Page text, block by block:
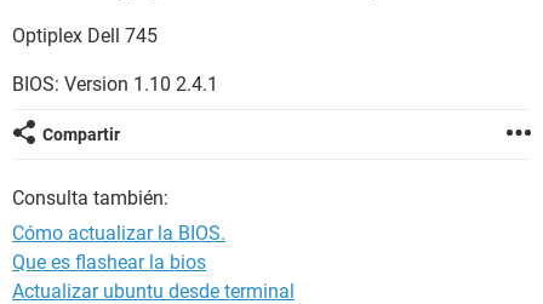
Optiplex Dell 745
BIOS: Version 1.10 2.4.1
Compartir
Consulta también:
Cómo actualizar la BIOS.
Que es flashear la bios
Actualizar ubuntu desde terminal